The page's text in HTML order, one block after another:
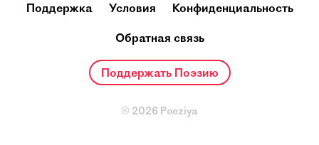
Поддержка Условия Конфиденциальность
Обратная связь
Поддержать Поэзию
© 2026 Poeziya